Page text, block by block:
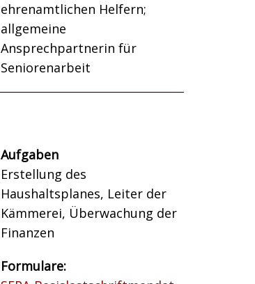
ehrenamtlichen Helfern;
allgemeine
Ansprechpartnerin für
Seniorenarbeit
Aufgaben
Erstellung des
Haushaltsplanes, Leiter der
Kämmerei, Überwachung der
Finanzen
Formulare: